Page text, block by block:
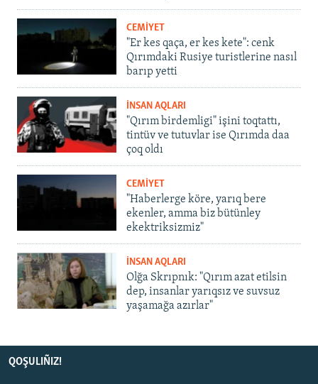
CEMİYET
"Er kes qaça, er kes kete": cenk
Qırımdaki Rusiye turistlerine nasıl
barıp yetti
İNSAN AQLARI
"Qırım birdemligi" işini toqtattı,
tintüv ve tutuvlar ise Qırımda daa
çoq oldı
CEMİYET
"Haberlerge köre, yarıq bere
ekenler, amma biz bütünley
ekektriksizmiz"
İNSAN AQLARI
Olğa Skrıpnık: "Qırım azat etilsin
dep, insanlar yarıqsız ve suvsuz
yaşamağa azırlar"
QOŞULIÑIZ!